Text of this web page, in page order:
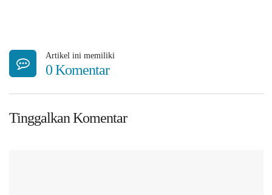
Artikel ini memiliki
0 Komentar
Tinggalkan Komentar